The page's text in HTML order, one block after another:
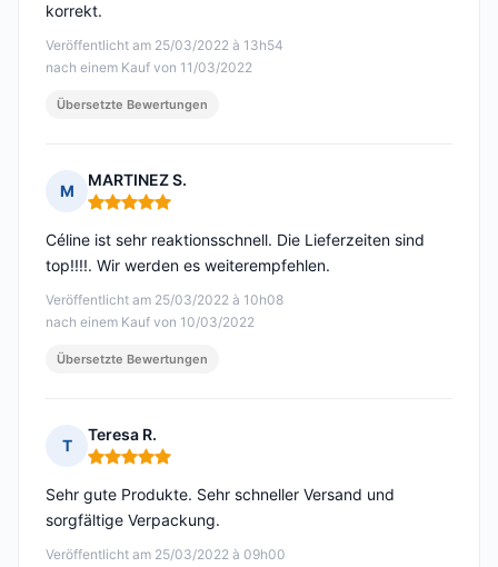
Veröffentlicht am 25/03/2022 à 13h54
nach einem Kauf von 11/03/2022
korrekt.
Übersetzte Bewertungen
M
MARTINEZ S.
Hinweis: 5 von 5
Veröffentlicht am 25/03/2022 à 10h08
nach einem Kauf von 10/03/2022
Céline ist sehr reaktionsschnell. Die Lieferzeiten sind
top!!!!. Wir werden es weiterempfehlen.
Übersetzte Bewertungen
T
Teresa R.
Hinweis: 5 von 5
Veröffentlicht am 25/03/2022 à 09h00
Sehr gute Produkte. Sehr schneller Versand und
sorgfältige Verpackung.